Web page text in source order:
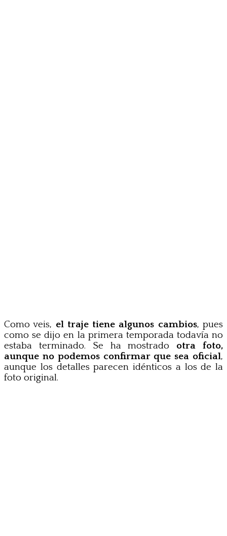
Como veis, el traje tiene algunos cambios, pues
como se dijo en la primera temporada todavía no
estaba terminado. Se ha mostrado otra foto,
aunque no podemos confirmar que sea oficial,
aunque los detalles parecen idénticos a los de la
foto original.